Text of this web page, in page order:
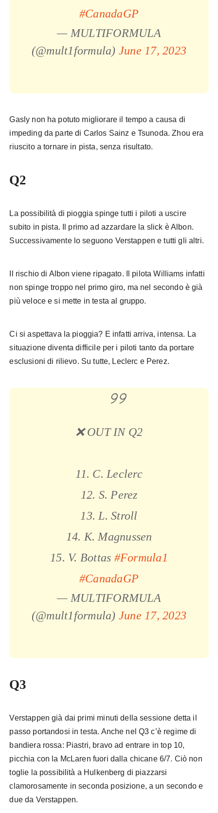
#CanadaGP
— MULTIFORMULA
(@mult1formula) June 17, 2023
Gasly non ha potuto migliorare il tempo a causa di
impeding da parte di Carlos Sainz e Tsunoda. Zhou era
riuscito a tornare in pista, senza risultato.
Q2
La possibilità di pioggia spinge tutti i piloti a uscire
subito in pista. Il primo ad azzardare la slick è Albon.
Successivamente lo seguono Verstappen e tutti gli altri.
Il rischio di Albon viene ripagato. Il pilota Williams infatti
non spinge troppo nel primo giro, ma nel secondo è già
più veloce e si mette in testa al gruppo.
Ci si aspettava la pioggia? E infatti arriva, intensa. La
situazione diventa difficile per i piloti tanto da portare
esclusioni di rilievo. Su tutte, Leclerc e Perez.
❌ OUT IN Q2
11. C. Leclerc
12. S. Perez
13. L. Stroll
14. K. Magnussen
15. V. Bottas #Formula1
#CanadaGP
— MULTIFORMULA
(@mult1formula) June 17, 2023
Q3
Verstappen già dai primi minuti della sessione detta il
passo portandosi in testa. Anche nel Q3 c’è regime di
bandiera rossa: Piastri, bravo ad entrare in top 10,
picchia con la McLaren fuori dalla chicane 6/7. Ciò non
toglie la possibilità a Hulkenberg di piazzarsi
clamorosamente in seconda posizione, a un secondo e
due da Verstappen.